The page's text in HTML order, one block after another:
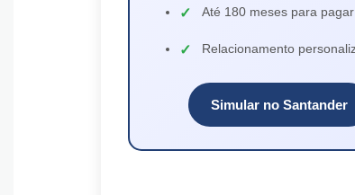
Até 180 meses para pagar
Relacionamento
Simular no Santander